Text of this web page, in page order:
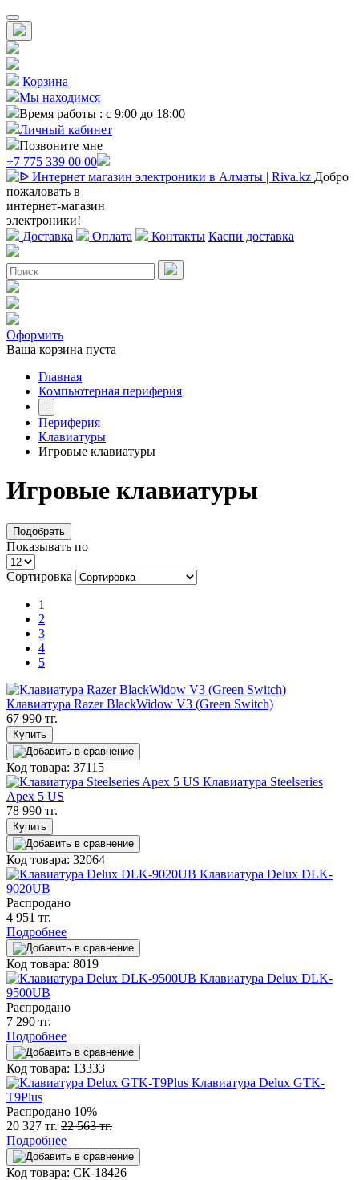
Корзина
Мы находимся
Время работы : с 9:00 до 18:00
Личный кабинет
Позвоните мне
+7 775 339 00 00
Добро
пожаловать в
интернет-магазин
электроники!
Доставка
Оплата Контакты Каспи доставка
Оформить
Ваша корзина пуста
Главная
Компьютерная периферия
-
Периферия
Клавиатуры
Игровые клавиатуры
Игровые клавиатуры
Подобрать
Показывать по
Сортировка
1
2
3
4
5
Клавиатура Razer BlackWidow V3 (Green Switch)
67 990 тг.
Купить
Код товара: 37115
Клавиатура Steelseries
Apex 5 US
78 990 тг.
Купить
Код товара: 32064
Клавиатура Delux DLK-
9020UB
Распродано
4 951 тг.
Подробнее
Код товара: 8019
Клавиатура Delux DLK-
9500UB
Распродано
7 290 тг.
Подробнее
Код товара: 13333
Клавиатура Delux GTK-
T9Plus
Распродано 10%
20 327 тг. 22 563 тг.
Подробнее
Код товара: СК-18426